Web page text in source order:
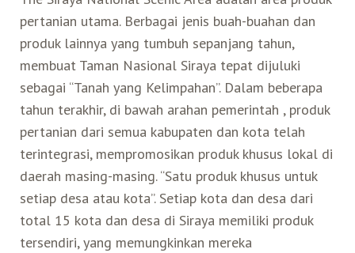
Agen Perjalanan
Mata Air Panas
LOHAS
Ekowisata
Wisata Kereta Api
Budaya & Warisan
Tur Bis Wisata
Wisata Alam – Scenic Spot
Taiwan Tips
Teh Kelas Dunia
Bis
U-Bike
Mobil
Bandara Internasional
Atraksi Taiwan Bagian Timur
Atraksi Taiwan Bagian Tengah
Atraksi Taiwan Bagian Selatan
Atraksi Kepulauan di Pesisir Pantai
Search for:
pertanian utama. Berbagai jenis buah-buahan dan
produk lainnya yang tumbuh sepanjang tahun,
membuat Taman Nasional Siraya tepat dijuluki
sebagai “Tanah yang Kelimpahan”. Dalam beberapa
tahun terakhir, di bawah arahan pemerintah , produk
pertanian dari semua kabupaten dan kota telah
terintegrasi, mempromosikan produk khusus lokal di
daerah masing-masing. “Satu produk khusus untuk
setiap desa atau kota”. Setiap kota dan desa dari
total 15 kota dan desa di Siraya memiliki produk
tersendiri, yang memungkinkan mereka